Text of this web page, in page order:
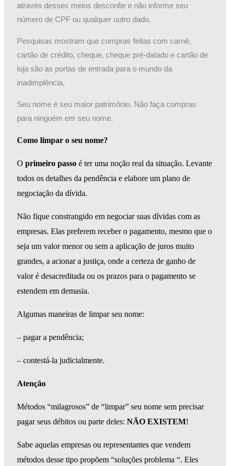
através desses meios desconfie e não informe seu
número de CPF ou qualquer outro dado.
Pesquisas mostram que compras feitas com carnê,
cartão de crédito, cheque, cheque pré-datado e cartão de
loja são as portas de entrada para o mundo da
inadimplência.
Seu nome é seu maior patrimônio. Não faça compras
para ninguém em seu nome.
Como limpar o seu nome?
Oprimeiro passo é ter uma noção real da situação. Levante
todos os detalhes da pendência e elabore um plano de
negociação da dívida.
Não fique constrangido em negociar suas dívidas com as
empresas. Elas preferem receber o pagamento, mesmo que o
seja um valor menor ou sem a aplicação de juros muito
grandes, a acionar a justiça, onde a certeza de ganho de
valor é desacreditada ou os prazos para o pagamento se
estendem em demasia.
Algumas maneiras de limpar seu nome:
– pagar a pendência;
– contestá-la judicialmente.
Atenção
Métodos “milagrosos” de “limpar” seu nome sem precisar
pagar seus débitos ou parte deles:NÃO EXISTEM!
Sabe aquelas empresas ou representantes que vendem
métodos desse tipo propõem “soluções problema “. Eles